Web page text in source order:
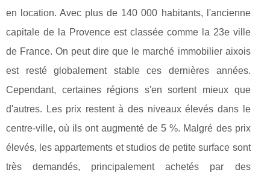
en location. Avec plus de 140 000 habitants, l'ancienne
capitale de la Provence est classée comme la 23e ville
de France. On peut dire que le marché immobilier aixois
est resté globalement stable ces dernières années.
Cependant, certaines régions s'en sortent mieux que
d'autres. Les prix restent à des niveaux élevés dans le
centre-ville, où ils ont augmenté de 5 %. Malgré des prix
élevés, les appartements et studios de petite surface sont
très demandés, principalement achetés par des